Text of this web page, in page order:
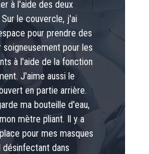
à l'aide des deux
le couvercle, j'ai
pour prendre des
pour les
à l'aide de la fonction
J'aime aussi le
en partie arrière.
ma bouteille d'eau,
mètre pliant. Il y a
pour mes masques
dans